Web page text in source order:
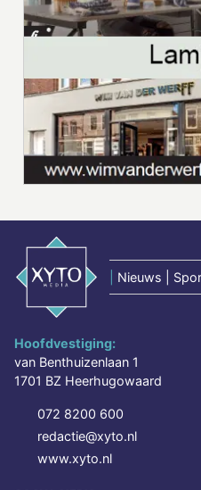
Nieuws |
Hoofdvestiging:
van Benthuizenlaan 1
1701 BZ Heerhugowaard
072 8200 600
redactie@xyto.nl
www.xyto.nl